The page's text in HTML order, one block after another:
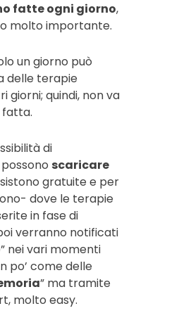
fatte ogni giorno,
molto importante.
un giorno può
delle terapie
giorni; quindi, non va
di
scaricare
gratuite e per
dove le terapie
in fase di
verranno notificati
nei vari momenti
po’ come delle
” ma tramite
molto easy.